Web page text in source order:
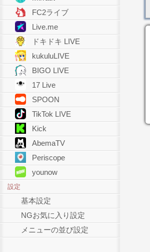
FC2ライブ
Live.me
ドキドキ LIVE
kukuluLIVE
BIGO LIVE
17 Live
SPOON
TikTok LIVE
Kick
AbemaTV
Periscope
younow
設定
基本設定
NGお気に入り設定
メニューの並び設定